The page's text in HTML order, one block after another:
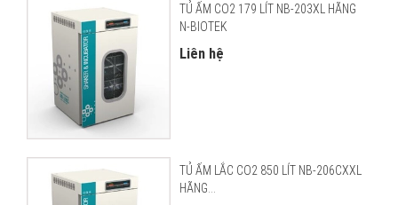
TỦ ẤM CO2 179 LÍT NB-203XL HÃNG
N-BIOTEK
Liên hệ
TỦ ẤM LẮC CO2 850 LÍT NB-206CXXL
HÃNG...